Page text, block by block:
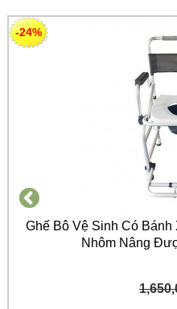
Ghế Bô Vệ Sinh Có
Nhôm Nâng
-24%